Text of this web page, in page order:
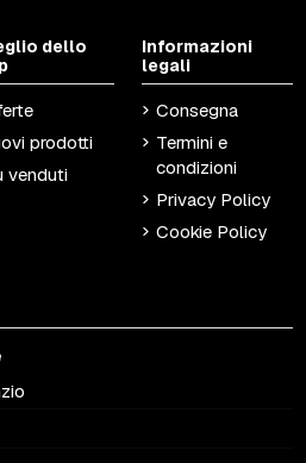
dello
prodotti
venduti
Informazioni
legali
Consegna
Termini e
condizioni
Privacy Policy
Cookie Policy